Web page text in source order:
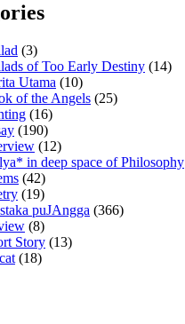
(3)
of Too Early Destiny (14)
Utama (10)
of the Angels (25)
(16)
(190)
(12)
in deep space of Philosophy
(42)
(19)
puJAngga (366)
(8)
Story (13)
(18)